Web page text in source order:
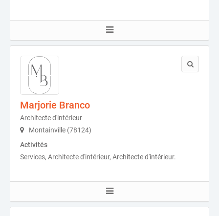
Marjorie Branco
Architecte d'intérieur
Montainville (78124)
Activités
Services, Architecte d'intérieur, Architecte d'intérieur.